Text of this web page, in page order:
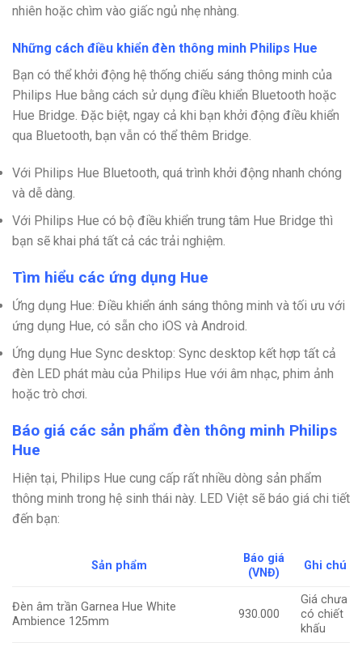
nhiên hoặc chìm vào giấc ngủ nhẹ nhàng.
Những cách điều khiển đèn thông minh Philips Hue
Bạn có thểkhởi động hệ thống chiếu sáng thông minh của
Philips Hue bằng cách sử dụng điều khiển Bluetooth hoặc
Hue Bridge. Đặc biệt, ngay cả khi bạn khởi động điều khiển
qua Bluetooth, bạn vẫn có thể thêm Bridge.
Với Philips Hue Bluetooth, quá trình khởi động nhanh chóng
và dễ dàng.
Với Philips Hue có bộ điều khiển trung tâm Hue Bridge thì
bạn sẽ khai phá tất cả các trải nghiệm.
Tìm hiểu các ứng dụng Hue
Ứng dụng Hue: Điều khiển ánh sáng thông minh và tối ưu với
ứng dụng Hue, có sẵn cho iOS và Android.
Ứng dụng Hue Sync desktop: Sync desktop kết hợp tất cả
đèn LED phát màu của Philips Hue với âm nhạc, phim ảnh
hoặc trò chơi.
Báo giá các sản phẩm đèn thông minh Philips
Hue
Hiện tại, Philips Hue cung cấp rất nhiều dòng sản phẩm
thông minh trong hệ sinh thái này. LED Việt sẽ báo giá chi tiết
đến bạn:
Sản phẩm
Báo giá
(VNĐ)
Ghi chú
Đèn âm trần Garnea Hue White
Ambience 125mm
930.000
Giá chưa
có chiết
khấu